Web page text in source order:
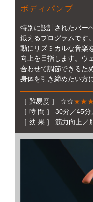
ボディパンプ
特別に設計されたバー
鍛えるプログラムです
動にリズミカルな音楽
向上を目指します。ウ
合わせて調節できるた
身体を引き締めたい方
［ 難易度 ］ ☆☆★★★
［ 時 間 ］ 30分／45
［ 効 果 ］ 筋力向上